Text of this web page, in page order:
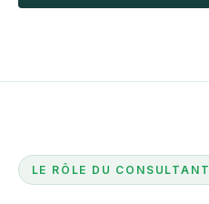
LE RÔLE DU CONSULTANT